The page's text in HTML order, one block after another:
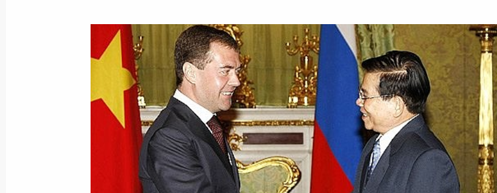
Показать следующие материалы
Совещание по вопросам деятельности судов
10 ноября 2008 года, 17:00 Москва, Кремль
Вступительное слово на встрече с руководством партий,
представленных в Государственной Думе